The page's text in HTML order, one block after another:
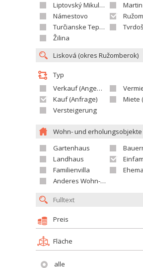
Liptovský Mikuláš
Martin
Námestovo
Turčianske Teplice
Žilina
Typ
Verkauf (Angebot)
Kauf (Anfrage)
Miete
Versteigerung
Wohn- und erholungsobjekte
Gartenhaus
Landhaus
Familienvilla
Anderes Wohn- oder Ferienobjekt
Preis
Fläche
alle